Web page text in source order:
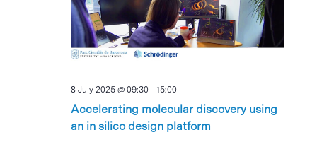
Accelerating molecular discovery using
an in silico design platform
8 July 2025 @ 09:30 -15:00